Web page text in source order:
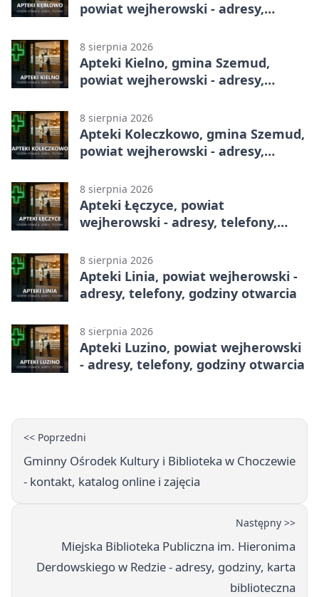
powiat wejherowski - adresy,
8 sierpnia 2026
Apteki Kielno, gmina Szemud,
powiat wejherowski - adresy,
8 sierpnia 2026
Apteki Koleczkowo, gmina Szemud,
powiat wejherowski - adresy,
8 sierpnia 2026
Apteki Łęczyce, powiat
wejherowski - adresy, telefony,
8 sierpnia 2026
Apteki Linia, powiat wejherowski -
adresy, telefony, godziny otwarcia
8 sierpnia 2026
Apteki Luzino, powiat wejherowski
- adresy, telefony, godziny otwarcia
<< Poprzedni
Gminny Ośrodek Kultury i Biblioteka w Choczewie
- kontakt, katalog online i zajęcia
Następny >>
Miejska Biblioteka Publiczna im. Hieronima
Derdowskiego w Redzie - adresy, godziny, karta
biblioteczna